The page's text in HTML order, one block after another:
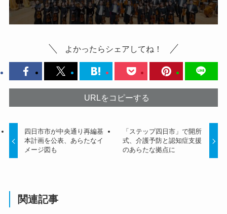
よかったらシェアしてね！
URLをコピーする
四日市市が中央通り再編基
本計画を公表、あらたなイ
メージ図も
「ステップ四日市」で開所
式、介護予防と認知症支援
のあらたな拠点に
関連記事